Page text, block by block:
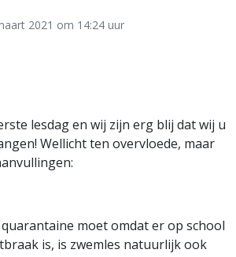
2021 om 14:24 uur
lesdag en wij zijn erg blij dat wij u
Wellicht ten overvloede, maar
moet omdat er op school
is, is zwemles natuurlijk ook